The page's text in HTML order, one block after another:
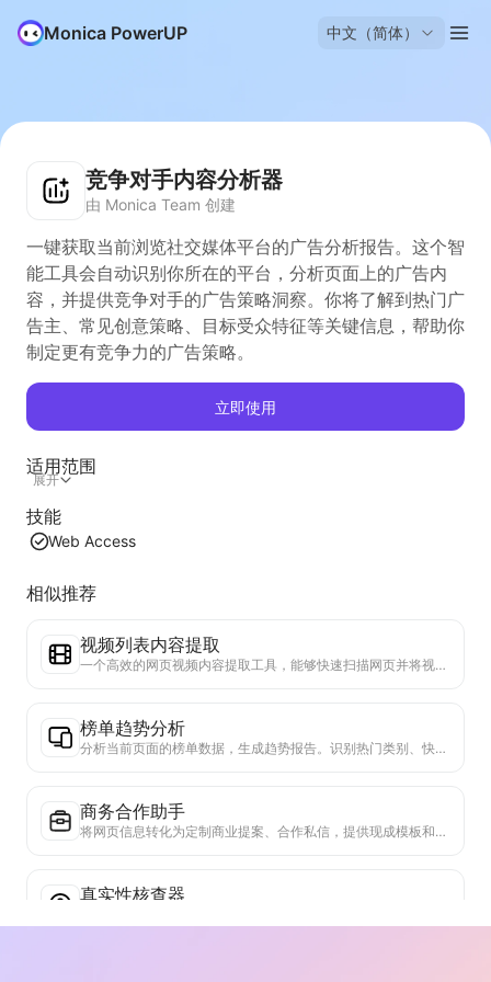
Monica PowerUP 中文（简体）
竞争对手内容分析器
由 Monica Team 创建
一键获取当前浏览社交媒体平台的广告分析报告。这个智
能工具会自动识别你所在的平台，分析页面上的广告内
容，并提供竞争对手的广告策略洞察。你将了解到热门广
告主、常见创意策略、目标受众特征等关键信息，帮助你
制定更有竞争力的广告策略。
立即使用
适用范围
展开
技能
Web Access
相似推荐
视频列表内容提取
一个高效的网页视频内容提取工具，能够快速扫描网页并将视频信息整理成结构化的Markdown表格。
榜单趋势分析
分析当前页面的榜单数据，生成趋势报告。识别热门类别、快速上升的产品类型和新兴技术。提供即时市场洞察，助你理解最新产品趋势和市场动向。
商务合作助手
将网页信息转化为定制商业提案、合作私信，提供现成模板和跟进指南，简化协作流程。
真实性核查器